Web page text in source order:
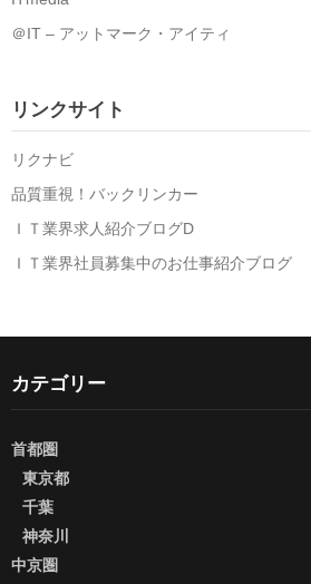
＠IT – アットマーク・アイティ
リンクサイト
リクナビ
品質重視！バックリンカー
ＩＴ業界求人紹介ブログD
ＩＴ業界社員募集中のお仕事紹介ブログ
カテゴリー
首都圏
東京都
千葉
神奈川
中京圏